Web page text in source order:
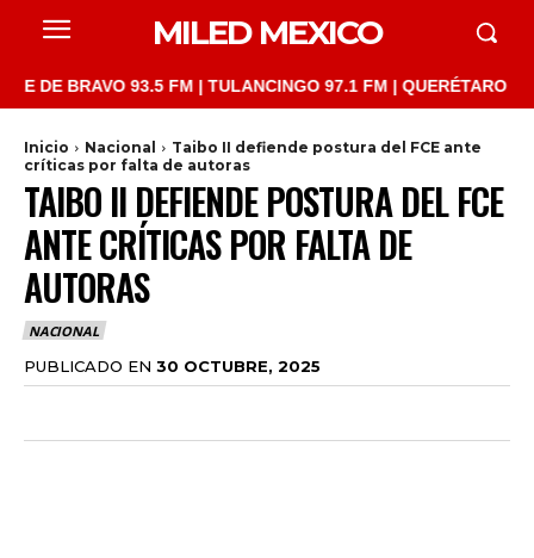
MILED MEXICO
93.5 FM | TULANCINGO 97.1 FM | QUERÉTARO 103.1
Inicio Nacional
Taibo II defiende postura del FCE ante
críticas por falta de autoras
TAIBO II DEFIENDE POSTURA DEL FCE
ANTE CRÍTICAS POR FALTA DE
AUTORAS
NACIONAL
PUBLICADO EN 30 OCTUBRE, 2025